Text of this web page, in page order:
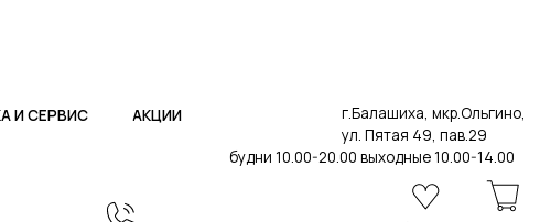
будни 10.00-20.00 выходные 10.00-14.00